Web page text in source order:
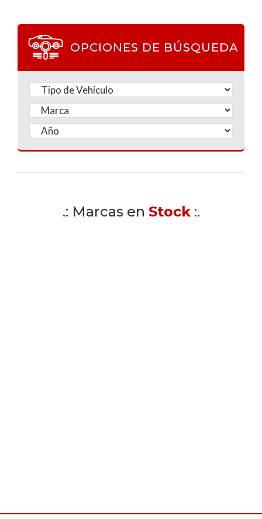
OPCIONES DE BÚSQUEDA
.: Marcas en Stock:.